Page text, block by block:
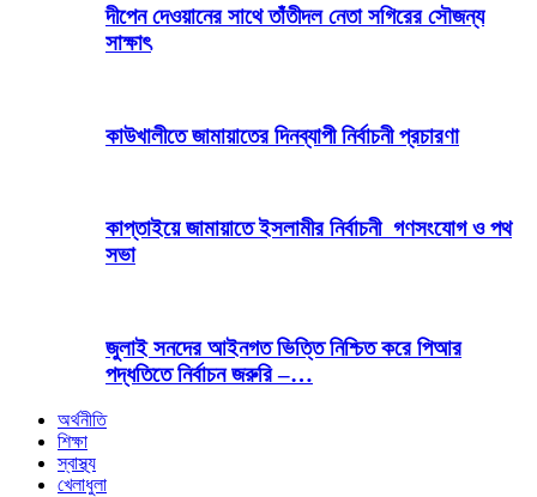
দীপেন দেওয়ানের সাথে তাঁতীদল নেতা সগিরের সৌজন্য
সাক্ষাৎ
কাউখালীতে জামায়াতের দিনব্যাপী নির্বাচনী প্রচারণা
কাপ্তাইয়ে জামায়াতে ইসলামীর নির্বাচনী গণসংযোগ ও পথ
সভা
জুলাই সনদের আইনগত ভিত্তি নিশ্চিত করে পিআর
পদ্ধতিতে নির্বাচন জরুরি –…
অর্থনীতি
শিক্ষা
স্বাস্থ্য
খেলাধুলা